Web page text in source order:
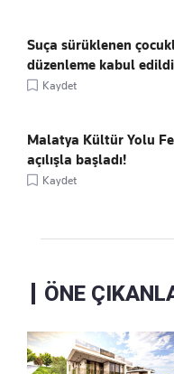
Suça sürüklenen
düzenleme kabul edildi
Kaydet
Malatya Kültür Yolu
açılışla başladı!
Kaydet
ÖNE